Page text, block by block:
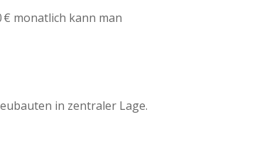
monatlich kann man
in zentraler Lage.